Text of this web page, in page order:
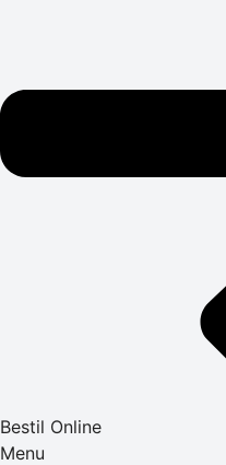
Bestil Online
Menu